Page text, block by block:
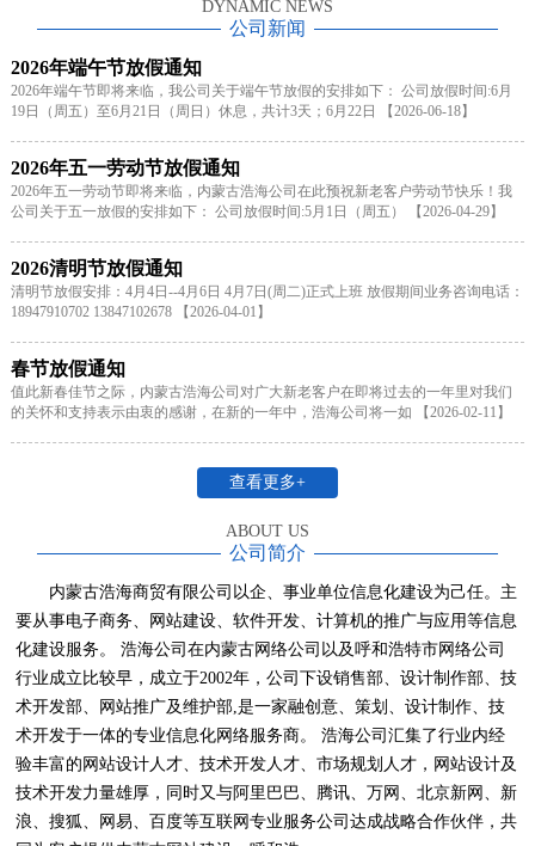
DYNAMIC NEWS
公司新闻
2026年端午节放假通知
2026年端午节即将来临，我公司关于端午节放假的安排如下： 公司放假时间:6月
19日（周五）至6月21日（周日）休息，共计3天；6月22日 【2026-06-18】
2026年五一劳动节放假通知
2026年五一劳动节即将来临，内蒙古浩海公司在此预祝新老客户劳动节快乐！我
公司关于五一放假的安排如下： 公司放假时间:5月1日（周五） 【2026-04-29】
2026清明节放假通知
清明节放假安排：4月4日--4月6日 4月7日(周二)正式上班 放假期间业务咨询电话：
18947910702 13847102678 【2026-04-01】
春节放假通知
值此新春佳节之际，内蒙古浩海公司对广大新老客户在即将过去的一年里对我们
的关怀和支持表示由衷的感谢，在新的一年中，浩海公司将一如 【2026-02-11】
查看更多+
ABOUT US
公司简介
内蒙古浩海商贸有限公司以企、事业单位信息化建设为己任。主
要从事电子商务、网站建设、软件开发、计算机的推广与应用等信息
化建设服务。 浩海公司在内蒙古网络公司以及呼和浩特市网络公司
行业成立比较早，成立于2002年，公司下设销售部、设计制作部、技
术开发部、网站推广及维护部,是一家融创意、策划、设计制作、技
术开发于一体的专业信息化网络服务商。 浩海公司汇集了行业内经
验丰富的网站设计人才、技术开发人才、市场规划人才，网站设计及
技术开发力量雄厚，同时又与阿里巴巴、腾讯、万网、北京新网、新
浪、搜狐、网易、百度等互联网专业服务公司达成战略合作伙伴，共